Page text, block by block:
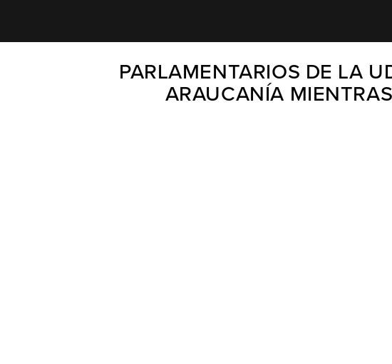
PARLAMENTARIOS DE LA
ARAUCANÍA